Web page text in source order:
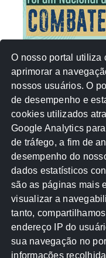
NUVEM DE TAGS
Acontece na Rede
Atricon Audicom
CREA-MT
MPF Notícias
Receita Federal
TCE-MT TCU
O nosso portal utiliza
aprimorar a
nossos usuários. O
de desempenho e
cookies utilizados
Google Analytics
de tráfego, a fim de
desempenho do
dados estatísticos
são as páginas mais
visualizar a
tanto,
endereço IP do
sua navegação no
informações